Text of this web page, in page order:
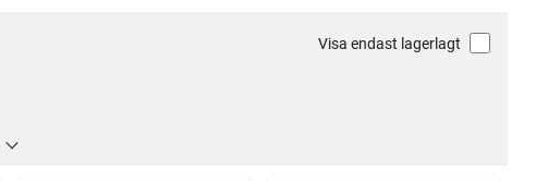
Visa endast lagerlagt